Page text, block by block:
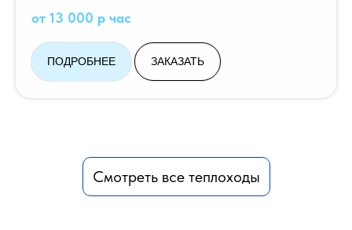
от 13 000 р час
ПОДРОБНЕЕ ЗАКАЗАТЬ
Смотреть все теплоходы